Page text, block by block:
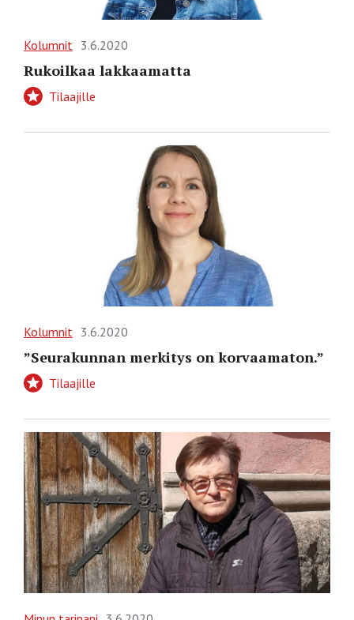
Kolumnit 3.6.2020
Rukoilkaa lakkaamatta
Tilaajille
Kolumnit 3.6.2020
”Seurakunnan merkitys on korvaamaton.”
Tilaajille